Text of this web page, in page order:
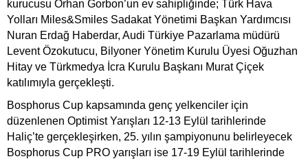
kurucusu Orhan Gorbon’un ev sahipliğinde; Türk Hava
Yolları Miles&Smiles Sadakat Yönetimi Başkan Yardımcısı
Nuran Erdağ Haberdar, Audi Türkiye Pazarlama müdürü
Levent Özokutucu, Bilyoner Yönetim Kurulu Üyesi Oğuzhan
Hitay ve Türkmedya İcra Kurulu Başkanı Murat Çiçek
katılımıyla gerçekleşti.
Bosphorus Cup kapsamında genç yelkenciler için
düzenlenen Optimist Yarışları 12-13 Eylül tarihlerinde
Haliç’te gerçekleşirken, 25. yılın şampiyonunu belirleyecek
Bosphorus Cup PRO yarışları ise 17-19 Eylül tarihlerinde